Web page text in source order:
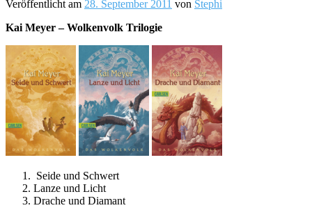
Veröffentlicht am 28. September 2011 von Stephi
Kai Meyer – Wolkenvolk Trilogie
Seide und Schwert
Lanze und Licht
Drache und Diamant